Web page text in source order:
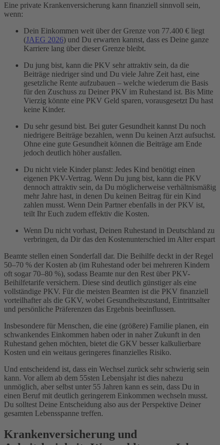
Eine private Krankenversicherung kann finanziell sinnvoll sein,
wenn:
Dein Einkommen weit über der Grenze von 77.400 € liegt
(JAEG 2026) und Du erwarten kannst, dass es Deine ganze
Karriere lang über dieser Grenze bleibt.
Du jung bist, kann die PKV sehr attraktiv sein, da die
Beiträge niedriger sind und Du viele Jahre Zeit hast, eine
gesetzliche Rente aufzubauen – welche wiederum die Basis
für den Zuschuss zu Deiner PKV im Ruhestand ist. Bis Mitte
Vierzig könnte eine PKV Geld sparen, vorausgesetzt Du hast
keine Kinder.
Du sehr gesund bist. Bei guter Gesundheit kannst Du noch
niedrigere Beiträge bezahlen, wenn Du keinen Arzt aufsuchst.
Ohne eine gute Gesundheit können die Beiträge am Ende
jedoch deutlich höher ausfallen.
Du nicht viele Kinder planst: Jedes Kind benötigt einen
eigenen PKV-Vertrag. Wenn Du jung bist, kann die PKV
dennoch attraktiv sein, da Du möglicherweise verhältnismäßig
mehr Jahre hast, in denen Du keinen Beitrag für ein Kind
zahlen musst. Wenn Dein Partner ebenfalls in der PKV ist,
teilt Ihr Euch zudem effektiv die Kosten.
Wenn Du nicht vorhast, Deinen Ruhestand in Deutschland zu
verbringen, da Dir das den Kostenunterschied im Alter erspart
Beamte stellen einen Sonderfall dar. Die Beihilfe deckt in der Regel
50–70 % der Kosten ab (im Ruhestand oder bei mehreren Kindern
oft sogar 70–80 %), sodass Beamte nur den Rest über PKV-
Beihilfetarife versichern. Diese sind deutlich günstiger als eine
vollständige PKV. Für die meisten Beamten ist die PKV finanziell
vorteilhafter als die GKV, wobei Gesundheitszustand, Eintrittsalter
und persönliche Präferenzen das Ergebnis beeinflussen.
Insbesondere für Menschen, die eine (größere) Familie planen, ein
schwankendes Einkommen haben oder in naher Zukunft in den
Ruhestand gehen möchten, bietet die GKV besser kalkulierbare
Kosten und ein weitaus geringeres finanzielles Risiko.
Und entscheidend ist, dass ein Wechsel zurück sehr schwierig sein
kann. Vor allem ab dem 55sten Lebensjahr ist dies nahezu
unmöglich, aber selbst unter 55 Jahren kann es sein, dass Du in
einen Beruf mit deutlich geringerem Einkommen wechseln musst.
Du solltest Deine Entscheidung also aus der Perspektive Deiner
gesamten Lebensspanne treffen.
Krankenversicherung und